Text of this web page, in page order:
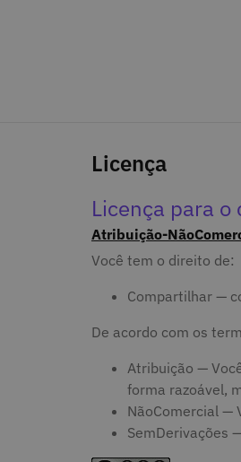
Licença
Licença para
Atribuição-
Você tem o direito de:
Compartilhar —
De acordo com os
Atribuição —
forma razoável,
NãoComercial —
SemDerivações